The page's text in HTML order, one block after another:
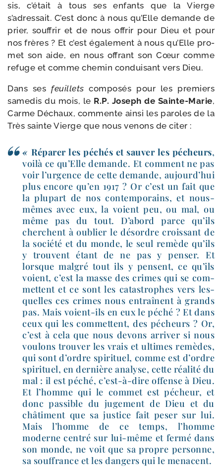
sis, c’était à tous ses enfants que la Vierge
s’adressait. C’est donc à nous qu’Elle demande de
prier, souf­frir et de nous offrir pour Dieu et pour
nos frères ? Et c’est éga­le­ment à nous qu’Elle pro­
met son aide, en nous offrant son Cœur comme
refuge et comme che­min condui­sant vers Dieu.
Dans ses feuillets com­po­sés pour les pre­miers
same­dis du mois, le R.P. Joseph de Sainte-​Marie,
Carme Déchaux, com­mente ain­si les paroles de la
Très sainte Vierge que nous venons de citer :
« Réparer les péchés et sau­ver les pécheurs,
voi­là ce qu’Elle demande. Et com­ment ne pas
voir l’urgence de cette demande, aujourd’hui
plus encore qu’en 1917 ? Or c’est un fait que
la plu­part de nos contem­po­rains, et nous-​
mêmes avec eux, la voient peu, ou mal, ou
même pas du tout. D’abord parce qu’ils
cherchent à oublier le désordre crois­sant de
la socié­té et du monde, le seul remède qu’ils
y trouvent étant de ne pas y pen­ser. Et
lorsque mal­gré tout ils y pensent, ce qu’ils
voient, c’est la masse des crimes qui se com­
mettent et ce sont les catas­trophes vers les­
quelles ces crimes nous entraînent à grands
pas. Mais voient-​ils en eux le péché ? Et dans
ceux qui les com­mettent, des pécheurs ? Or,
c’est à cela que nous devons arri­ver si nous
vou­lons trou­ver les vrais et ultimes remèdes,
qui sont d’ordre spi­ri­tuel, comme est d’ordre
spi­ri­tuel, en der­nière ana­lyse, cette réa­li­té du
mal : il est péché, c’est-à-dire offense à Dieu.
Et l’homme qui le com­met est pécheur, et
donc pas­sible du juge­ment de Dieu et du
châ­ti­ment que sa jus­tice fait peser sur lui.
Mais l’homme de ce temps, l’homme
moderne cen­tré sur lui-​même et fer­mé dans
son monde, ne voit que sa propre per­sonne,
sa souf­france et les dan­gers qui le menacent.